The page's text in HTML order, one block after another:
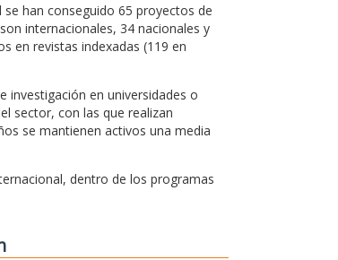
han conseguido 65 proyectos de
internacionales, 34 nacionales y
en revistas indexadas (119 en
investigación en universidades o
sector, con las que realizan
se mantienen activos una media
dentro de los programas